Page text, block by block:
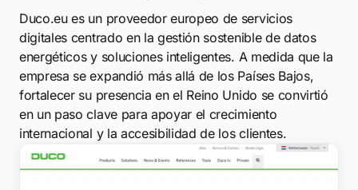
Duco.eu es un proveedor europeo de servicios
digitales centrado en la gestión sostenible de datos
energéticos y soluciones inteligentes. A medida que la
empresa se expandió más allá de los Países Bajos,
fortalecer su presencia en el Reino Unido se convirtió
en un paso clave para apoyar el crecimiento
internacional y la accesibilidad de los clientes.